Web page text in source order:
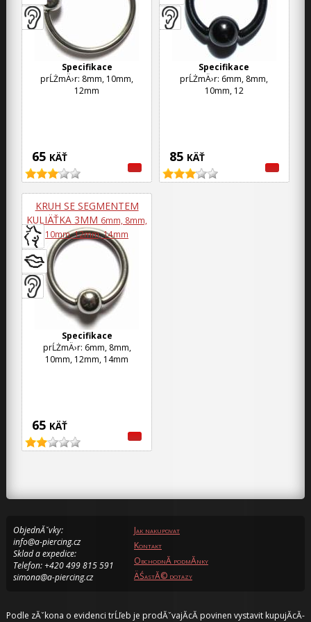
65 KÄŤ
Specifikace
prĹŻmÄ›r: 8mm, 10mm,
12mm
85 KÄŤ
Specifikace
prĹŻmÄ›r: 6mm, 8mm,
10mm, 12
KRUH SE SEGMENTEM
KULIÄŤKA 3MM 6mm, 8mm,
10mm, 12mm, 14mm
65 KÄŤ
Specifikace
prĹŻmÄ›r: 6mm, 8mm,
10mm, 12mm, 14mm
ObjednĂˇvky:
info@a-piercing.cz
Sklad a expedice:
Telefon: +420 499 815 591
simona@a-piercing.cz
Jak nakupovat
Kontakt
ObchodnĂ­ podmĂ­nky
ÄŚastĂ© dotazy
Podle zĂˇkona o evidenci trĹľeb je prodĂˇvajĂ­cĂ­ povinen vystavit kupujĂ­cĂ­